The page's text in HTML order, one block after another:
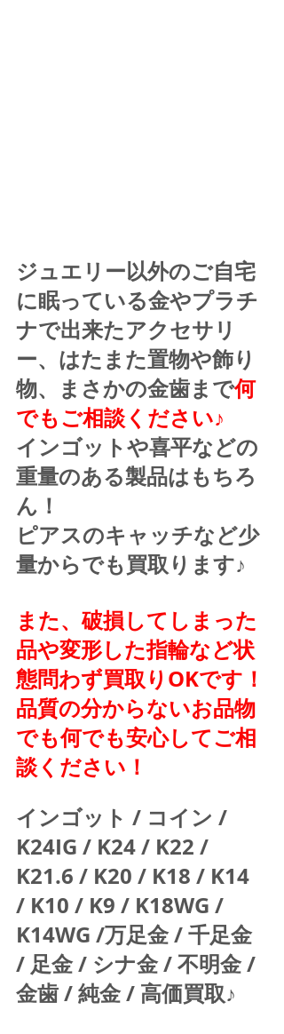
ジュエリー以外のご自宅
に眠っている金やプラチ
ナで出来たアクセサリ
ー、はたまた置物や飾り
物、まさかの金歯まで何
でもご相談ください♪
インゴットや喜平などの
重量のある製品はもちろ
ん！
ピアスのキャッチなど少
量からでも買取ります♪
また、破損してしまった
品や変形した指輪など状
態問わず買取りOKです！
品質の分からないお品物
でも何でも安心してご相
談ください！
インゴット / コイン /
K24IG / K24 / K22 /
K21.6 / K20 / K18 / K14
/ K10 / K9 / K18WG /
K14WG /万足金 / 千足金
/ 足金 / シナ金 / 不明金 /
金歯 / 純金 / 高価買取♪